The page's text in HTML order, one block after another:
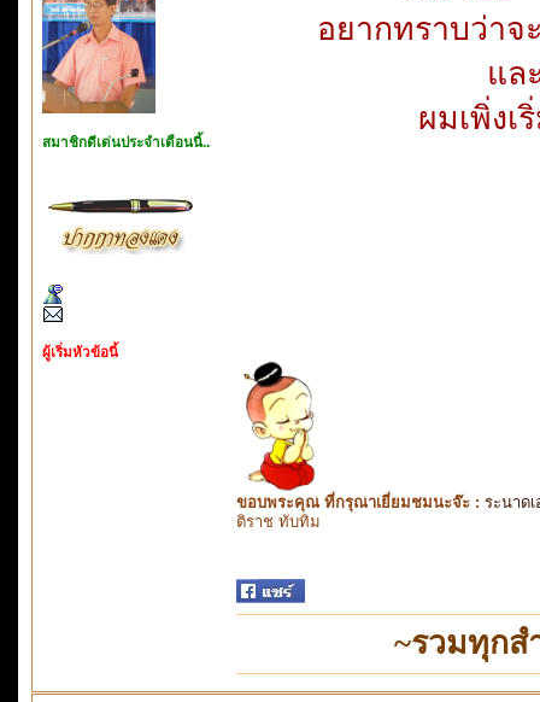
สมาชิกดีเด่นประจำเดือนนี้..
ผู้เริ่มหัวข้อนี้
อยากทราบว่าจ
แล
ผมเพิ่งเ
ขอบพระคุณ ที่กรุณาเยี่ยมชมนะจ๊ะ : ระนาดเ
ติราช ทับทิม
~รวมทุก